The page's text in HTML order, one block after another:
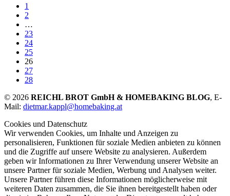
1
2
…
23
24
25
26
27
28
© 2026 REICHL BROT GmbH & HOMEBAKING BLOG, E-
Mail: dietmar.kappl@homebaking.at
Cookies und Datenschutz
Wir verwenden Cookies, um Inhalte und Anzeigen zu
personalisieren, Funktionen für soziale Medien anbieten zu können
und die Zugriffe auf unsere Website zu analysieren. Außerdem
geben wir Informationen zu Ihrer Verwendung unserer Website an
unsere Partner für soziale Medien, Werbung und Analysen weiter.
Unsere Partner führen diese Informationen möglicherweise mit
weiteren Daten zusammen, die Sie ihnen bereitgestellt haben oder